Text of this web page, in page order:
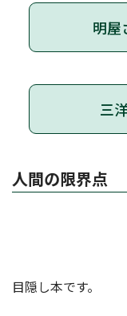
明屋
三
人間の限界点
目隠し本です。